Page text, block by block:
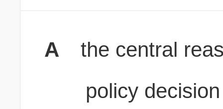
A
the central
policy